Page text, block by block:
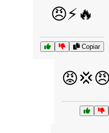
😠⚡🔥
Copiar